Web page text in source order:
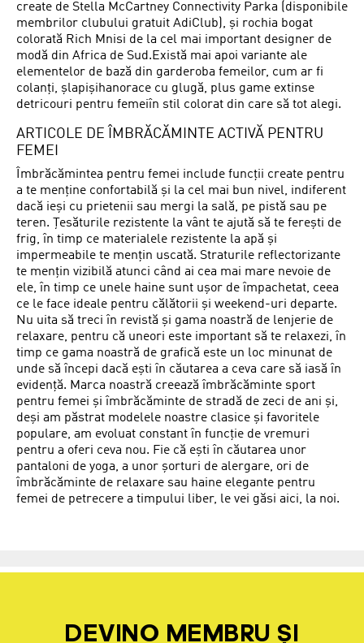
create de Stella McCartney Connectivity Parka (disponibile
membrilor clubului gratuit AdiClub), și rochia bogat
colorată Rich Mnisi de la cel mai important designer de
modă din Africa de Sud.Există mai apoi variante ale
elementelor de bază din garderoba femeilor, cum ar fi
colanți, șlapișihanorace cu glugă, plus game extinse
detricouri pentru femeiîn stil colorat din care să tot alegi.
ARTICOLE DE ÎMBRĂCĂMINTE ACTIVĂ PENTRU
FEMEI
Îmbrăcămintea pentru femei include funcții create pentru
a te menține confortabilă și la cel mai bun nivel, indiferent
dacă ieși cu prietenii sau mergi la sală, pe pistă sau pe
teren. Țesăturile rezistente la vânt te ajută să te ferești de
frig, în timp ce materialele rezistente la apă și
impermeabile te mențin uscată. Straturile reflectorizante
te mențin vizibilă atunci când ai cea mai mare nevoie de
ele, în timp ce unele haine sunt ușor de împachetat, ceea
ce le face ideale pentru călătorii și weekend-uri departe.
Nu uita să treci în revistă și gama noastră de lenjerie de
relaxare, pentru că uneori este important să te relaxezi, în
timp ce gama noastră de grafică este un loc minunat de
unde să începi dacă ești în căutarea a ceva care să iasă în
evidență. Marca noastră creează îmbrăcăminte sport
pentru femei și îmbrăcăminte de stradă de zeci de ani și,
deși am păstrat modelele noastre clasice și favoritele
populare, am evoluat constant în funcție de vremuri
pentru a oferi ceva nou. Fie că ești în căutarea unor
pantaloni de yoga, a unor șorturi de alergare, ori de
îmbrăcăminte de relaxare sau haine elegante pentru
femei de petrecere a timpului liber, le vei găsi aici, la noi.
DEVINO MEMBRU ȘI